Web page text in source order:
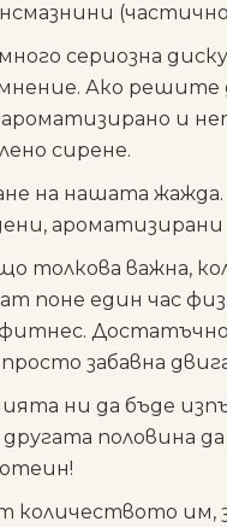
сериозна
Ако решите
и
сирене.
на нашата жажда.
толкова важна,
поне един час
забавна
ни да бъде
половина
количеството